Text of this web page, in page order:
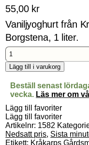
55,00 kr
Vaniljyoghurt från
Borgstena, 1 liter.
Vaniljyoghurt
i
hink
liter
mängd
Lägg till i varukorg
Beställ senast
vecka. Läs mer om
Lägg till favoriter
Lägg till favoriter
Artikelnr: 1582
Nedsatt pris, Sista
Etikett: Kråkarps